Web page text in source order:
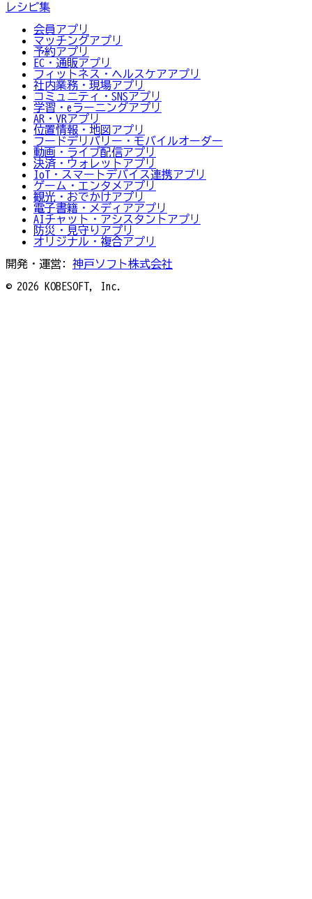
レシピ集
会員アプリ
マッチングアプリ
予約アプリ
EC・通販アプリ
フィットネス・ヘルスケアアプリ
社内業務・現場アプリ
コミュニティ・SNSアプリ
学習・eラーニングアプリ
AR・VRアプリ
位置情報・地図アプリ
フードデリバリー・モバイルオーダー
動画・ライブ配信アプリ
決済・ウォレットアプリ
IoT・スマートデバイス連携アプリ
ゲーム・エンタメアプリ
観光・おでかけアプリ
電子書籍・メディアアプリ
AIチャット・アシスタントアプリ
防災・見守りアプリ
オリジナル・複合アプリ
開発・運営: 神戸ソフト株式会社
© 2026 KOBESOFT, Inc.